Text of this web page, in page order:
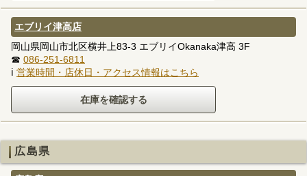
エブリイ津高店
岡山県岡山市北区横井上83-3 エブリイOkanaka津高 3F
☎ 086-251-6811
ℹ 営業時間・店休日・アクセス情報はこちら
広島県